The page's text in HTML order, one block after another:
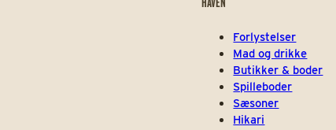
Forlystelser
Mad og drikke
Butikker & boder
Spilleboder
Sæsoner
Hikari